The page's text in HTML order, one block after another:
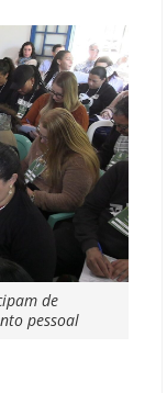
de
pessoal